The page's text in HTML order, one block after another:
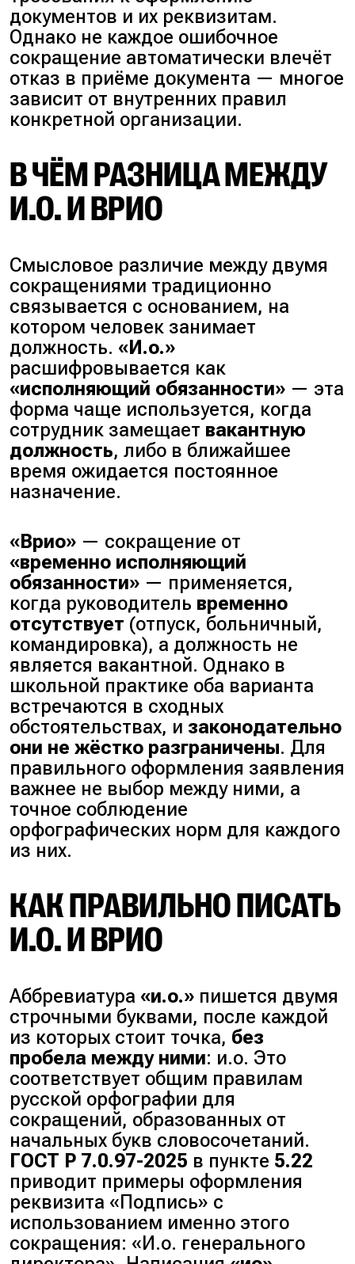
документов и их реквизитам.
Однако не каждое ошибочное
сокращение автоматически влечёт
отказ в приёме документа — многое
зависит от внутренних правил
конкретной организации.
В ЧЁМ РАЗНИЦА МЕЖДУ
И.О. И ВРИО
Смысловое различие между двумя
сокращениями традиционно
связывается с основанием, на
котором человек занимает
должность. «И.о.»
расшифровывается как
«исполняющий обязанности» — эта
форма чаще используется, когда
сотрудник замещает вакантную
должность, либо в ближайшее
время ожидается постоянное
назначение.
«Врио» — сокращение от
«временно исполняющий
обязанности» — применяется,
когда руководитель временно
отсутствует (отпуск, больничный,
командировка), а должность не
является вакантной. Однако в
школьной практике оба варианта
встречаются в сходных
обстоятельствах, и законодательно
они не жёстко разграничены. Для
правильного оформления заявления
важнее не выбор между ними, а
точное соблюдение
орфографических норм для каждого
из них.
КАК ПРАВИЛЬНО ПИСАТЬ
И.О. И ВРИО
Аббревиатура «и.о.» пишется двумя
строчными буквами, после каждой
из которых стоит точка, без
пробела между ними: и.о. Это
соответствует общим правилам
русской орфографии для
сокращений, образованных от
начальных букв словосочетаний.
ГОСТ Р 7.0.97-2025 в пункте 5.22
приводит примеры оформления
реквизита «Подпись» с
использованием именно этого
сокращения: «И.о. генерального